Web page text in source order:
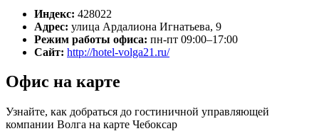
Индекс: 428022
Адрес: улица Ардалиона Игнатьева, 9
Режим работы офиса: пн-пт 09:00–17:00
Сайт: http://hotel-volga21.ru/
Офис на карте
Узнайте, как добраться до гостиничной управляющей
компании Волга на карте Чебоксар